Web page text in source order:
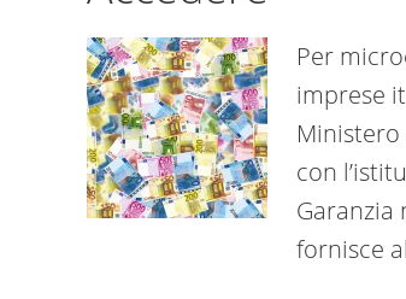
Soldi
-
Lavoro
Per
imprese
con
Garanzia
fornisce